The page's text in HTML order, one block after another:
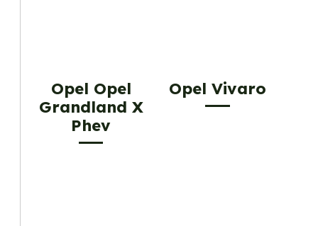
Opel Opel
Grandland X
Phev
Opel Vivaro